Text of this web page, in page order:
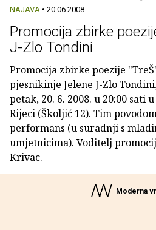
NAJAVA • 20.06.2008.
Promocija zbirke
J-Zlo Tondini
Promocija zbirke poezije
pjesnikinje Jelene J-Zlo
petak, 20. 6. 2008. u 20:00 sati
Rijeci (Školjić 12). Tim
performans (u suradnji s
umjetnicima). Voditelj
Krivac.
Moderna